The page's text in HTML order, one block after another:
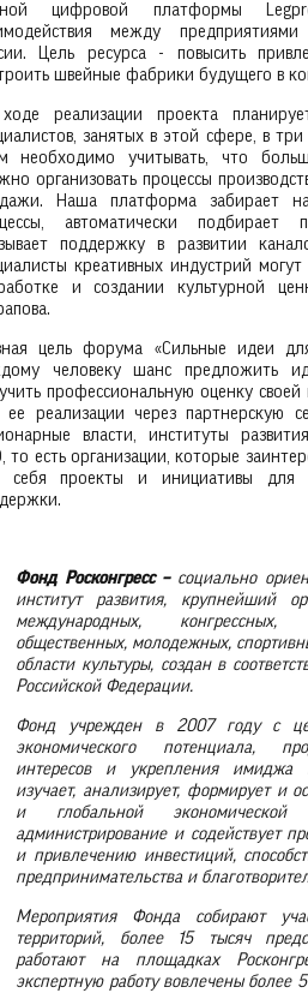
цифровой платформы
между
Цель ресурса - повысить
швейные фабрики будущего в
реализации проекта
занятых в этой сфере, в
необходимо учитывать, что
организовать процессы
Наша платформа забирает
автоматически подбирает
поддержку в развитии
креативных индустрий
и создании культурной
цель форума «Сильные идеи
человеку шанс предложить
профессиональную оценку
ее реализации через партнерскую
власти, институты
то есть организации, которые
себя проекты и инициативы для
Фонд Росконгресс – социально
институт развития, крупнейший
международных, конгрессных,
общественных, молодежных,
области культуры, создан в
Российской Федерации.
Фонд учрежден в 2007 году с
экономического потенциала,
интересов и укрепления имиджа
изучает, анализирует, формирует и
и глобальной экономической
администрирование и содействует
и привлечению инвестиций,
предпринимательства и
Мероприятия Фонда собирают
территорий, более 15 тысяч
работают на площадках
экспертную работу вовлечены более